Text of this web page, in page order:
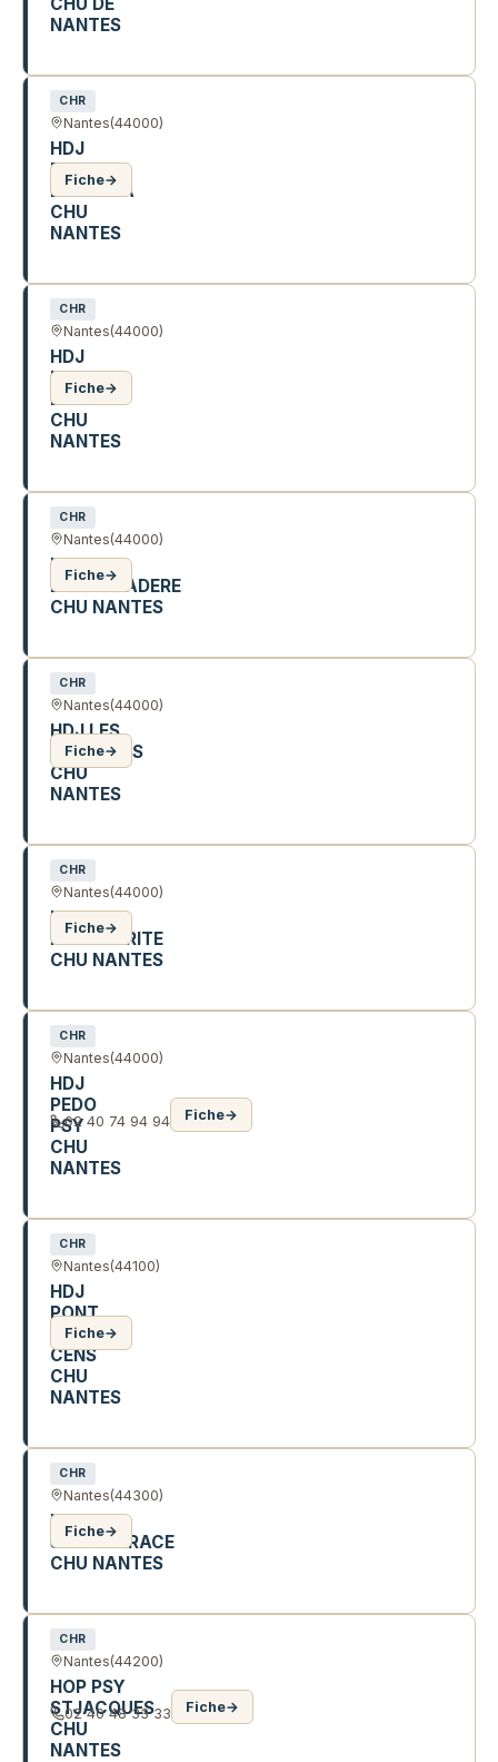
NANTES
CHR
Nantes(44000)
HDJ
ESPACE
BARBARA
CHU
NANTES
Fiche→
CHR
Nantes(44000)
HDJ
IPEA
DENVER
CHU
NANTES
Fiche→
CHR
Nantes(44000)
HDJ L
EMBARCADERE
CHU NANTES
Fiche→
CHR
Nantes(44000)
HDJ LES
SALORGES
CHU
NANTES
Fiche→
CHR
Nantes(44000)
HDJ
MARGUERITE
CHU NANTES
Fiche→
CHR
Nantes(44000)
HDJ
PEDO
PSY
CHU
NANTES
02 40 74 94 94 Fiche→
CHR
Nantes(44100)
HDJ
PONT
DU
CENS
CHU
NANTES
Fiche→
CHR
Nantes(44300)
HDJ
SAMOTHRACE
CHU NANTES
Fiche→
CHR
Nantes(44200)
HOP PSY
STJACQUES
CHU
NANTES
02 40 48 33 33 Fiche→